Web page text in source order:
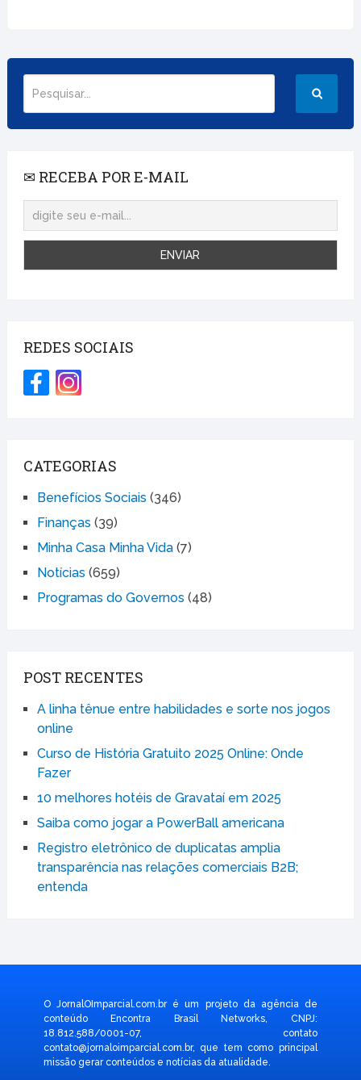
✉ RECEBA POR E-MAIL
REDES SOCIAIS
CATEGORIAS
Benefícios Sociais (346)
Finanças (39)
Minha Casa Minha Vida(7)
Notícias (659)
Programas do Governos (48)
POST RECENTES
A linha tênue entre habilidades e sorte nos jogos
online
Curso de História Gratuito 2025 Online: Onde
Fazer
10 melhores hotéis de Gravataí em 2025
Saiba como jogar a PowerBall americana
Registro eletrônico de duplicatas amplia
transparência nas relações comerciais B2B;
entenda
O JornalOImparcial.com.br é um projeto da agência de
conteúdo Encontra Brasil Networks, CNPJ:
18.812.588/0001-07, contato
contato@jornaloimparcial.com.br, que tem como principal
missão gerar conteúdos e notícias da atualidade.